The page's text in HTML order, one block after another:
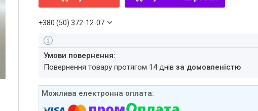
+380 (50) 372-12-07
повернення товару протягом 14 днівза домовленістю